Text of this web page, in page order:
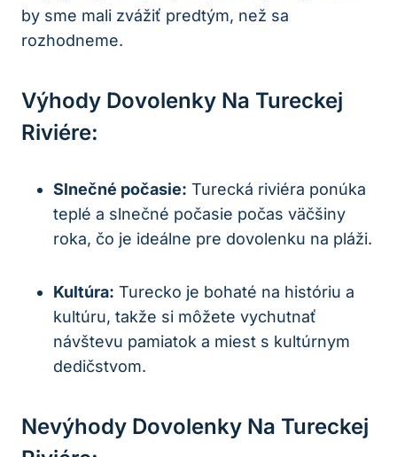
by sme mali zvážiť predtým, než sa
rozhodneme.
Výhody Dovolenky Na Tureckej
Riviére:
Slnečné počasie: Turecká riviéra ponúka
teplé a slnečné počasie počas väčšiny
roka, čo je ideálne pre dovolenku na pláži.
Kultúra: Turecko je bohaté na históriu a
kultúru, takže si môžete vychutnať
návštevu pamiatok a miest s kultúrnym
dedičstvom.
Nevýhody Dovolenky Na Tureckej